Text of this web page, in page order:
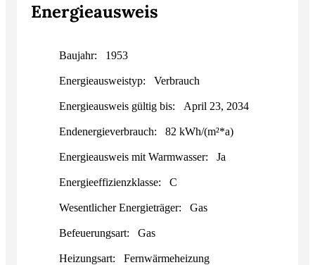
Energieausweis
Baujahr: 1953
Energieausweistyp: Verbrauch
Energieausweis gültig bis: April 23, 2034
Endenergieverbrauch: 82 kWh/(m²*a)
Energieausweis mit Warmwasser: Ja
Energieeffizienzklasse: C
Wesentlicher Energieträger: Gas
Befeuerungsart: Gas
Heizungsart: Fernwärmeheizung